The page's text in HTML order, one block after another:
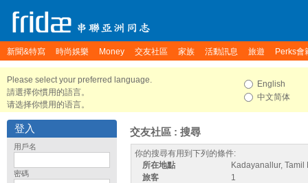
新聞&特寫 時尚娛樂 Money 交友社區 家族 活動訊息 旅遊 Perks會
Please select your preferred language.
請選擇你慣用的語言。
请选择你惯用的语言。
English
中文简体
登入
用戶名
密碼
交友社區 : 搜尋
你的搜尋有用到下列的條件:
所在地點
Kadayanallur, Tamil
旅客
1